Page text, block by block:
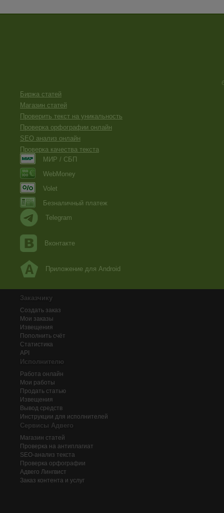
Биржа статей
Магазин статей
Проверить текст на уникальность
Проверка орфографии онлайн
SEO анализ онлайн
Проверка качества текста
МИР / СБП
WebMoney
Volet
Безналичный платеж
Telegram
Вконтакте
Приложение для Android
Заказчику
Создать заказ
Мои заказы
Извещения
Пополнить счёт
Статистика
API
Исполнителю
Работа онлайн
Мои работы
Продать статью
Извещения
Вывод средств
Инструкции для исполнителей
Сервисы Адвего
Магазин статей
Проверка на антиплагиат
SEO-анализ текста
Проверка орфографии
Адвего Лингвист
Заказ контента и услуг